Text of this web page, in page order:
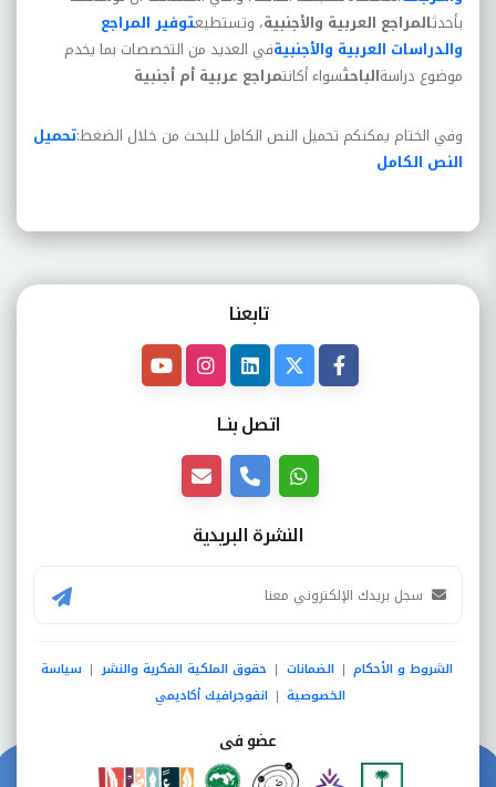
بأحدثالمراجع العربية والأجنبية، وتستطيعتوفير المراجع
والدراسات العربية والأجنبيةفي العديد من التخصصات بما يخدم
موضوع دراسةالباحثسواء أكانتمراجع عربية أم أجنبية
وفي الختام يمكنكم تحميل النص الكامل للبحث من خلال الضغط:تحميل
النص الكامل
تابعنـا
اتصل بنــا
النشرة البريدية
الشروط و الأحكام | الضمانات | حقوق الملكية الفكرية والنشر | سياسة
الخصوصية | انفوجرافيك أكاديمي
عضو فى